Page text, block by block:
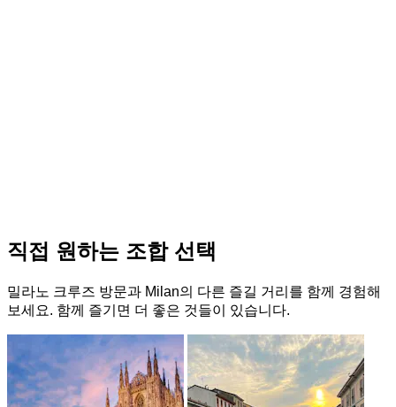
직접 원하는 조합 선택
밀라노 크루즈 방문과 Milan의 다른 즐길 거리를 함께 경험해
보세요. 함께 즐기면 더 좋은 것들이 있습니다.